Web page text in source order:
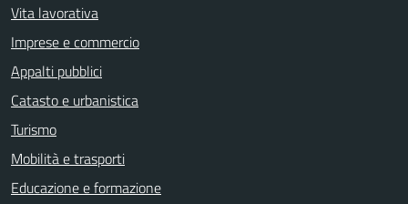
Vita lavorativa
Imprese e commercio
Appalti pubblici
Catasto e urbanistica
Turismo
Mobilità e trasporti
Educazione e formazione